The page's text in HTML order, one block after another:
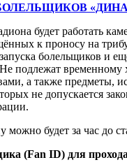
будет работать
к проносу на
болельщиков и
подлежат
а также предметы,
не допускается
можно будет за час до
(Fan ID) для